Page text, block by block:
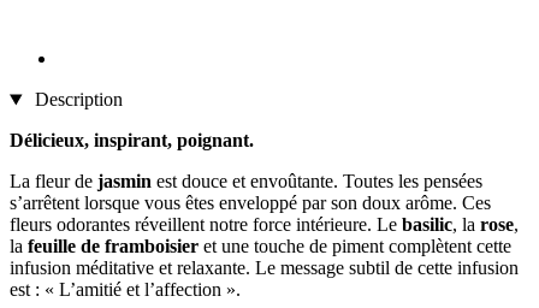
Description
Délicieux, inspirant, poignant.
La fleur de jasmin est douce et envoûtante. Toutes les pensées
s’arrêtent lorsque vous êtes enveloppé par son doux arôme. Ces
fleurs odorantes réveillent notre force intérieure. Le basilic, la rose,
la feuille de framboisier et une touche de piment complètent cette
infusion méditative et relaxante. Le message subtil de cette infusion
est : « L’amitié et l’affection ».